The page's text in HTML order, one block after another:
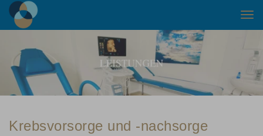
Krebsvorsorge und -nachsorge